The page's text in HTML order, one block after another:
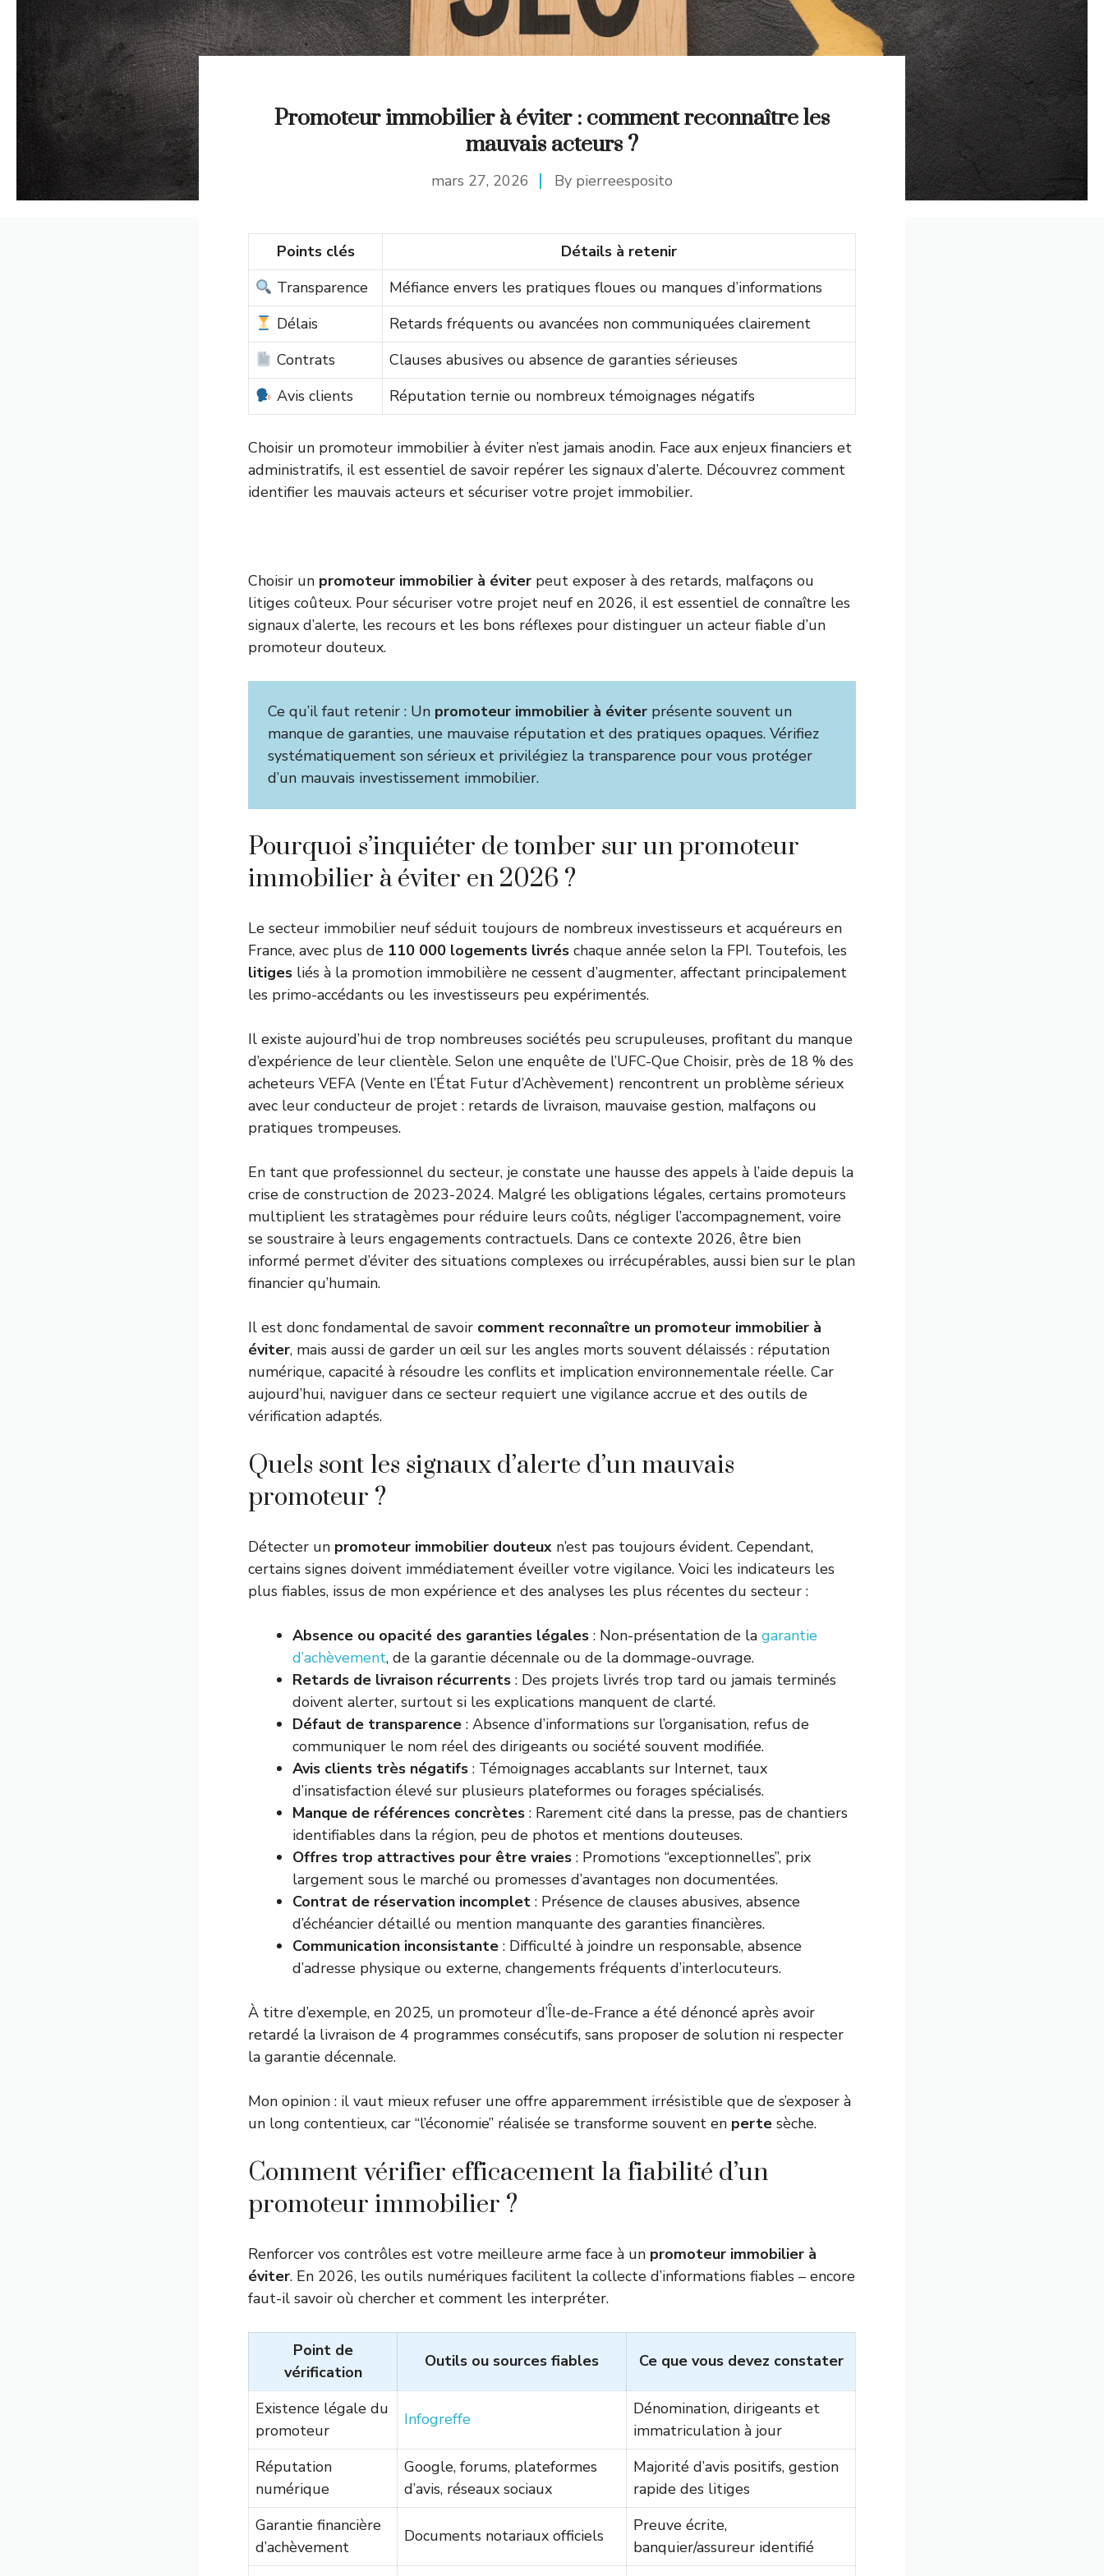
Promoteur immobilier à éviter : comment reconnaître les
mauvais acteurs ?
mars 27, 2026 By pierreesposito
Points clés
Détails à retenir
Transparence
Méfiance envers les pratiques floues ou manques d’informations
Délais
Retards fréquents ou avancées non communiquées clairement
Contrats
Clauses abusives ou absence de garanties sérieuses
Avis clients
Réputation ternie ou nombreux témoignages négatifs
Choisir un promoteur immobilier à éviter n’est jamais anodin. Face aux enjeux financiers et
administratifs, il est essentiel de savoir repérer les signaux d’alerte. Découvrez comment
identifier les mauvais acteurs et sécuriser votre projet immobilier.
Choisir un promoteur immobilier à éviter peut exposer à des retards, malfaçons ou
litiges coûteux. Pour sécuriser votre projet neuf en 2026, il est essentiel de connaître les
signaux d’alerte, les recours et les bons réflexes pour distinguer un acteur fiable d’un
promoteur douteux.
Ce qu’il faut retenir : Un promoteur immobilier à éviter présente souvent un
manque de garanties, une mauvaise réputation et des pratiques opaques. Vérifiez
systématiquement son sérieux et privilégiez la transparence pour vous protéger
d’un mauvais investissement immobilier.
Pourquoi s’inquiéter de tomber sur un promoteur
immobilier à éviter en 2026 ?
Le secteur immobilier neuf séduit toujours de nombreux investisseurs et acquéreurs en
France, avec plus de 110 000 logements livrés chaque année selon la FPI. Toutefois, les
litiges liés à la promotion immobilière ne cessent d’augmenter, affectant principalement
les primo-accédants ou les investisseurs peu expérimentés.
Il existe aujourd’hui de trop nombreuses sociétés peu scrupuleuses, profitant du manque
d’expérience de leur clientèle. Selon une enquête de l’UFC-Que Choisir, près de 18 % des
acheteurs VEFA (Vente en l’État Futur d’Achèvement) rencontrent un problème sérieux
avec leur conducteur de projet : retards de livraison, mauvaise gestion, malfaçons ou
pratiques trompeuses.
En tant que professionnel du secteur, je constate une hausse des appels à l’aide depuis la
crise de construction de 2023-2024. Malgré les obligations légales, certains promoteurs
multiplient les stratagèmes pour réduire leurs coûts, négliger l’accompagnement, voire
se soustraire à leurs engagements contractuels. Dans ce contexte 2026, être bien
informé permet d’éviter des situations complexes ou irrécupérables, aussi bien sur le plan
financier qu’humain.
Il est donc fondamental de savoir comment reconnaître un promoteur immobilier à
éviter, mais aussi de garder un œil sur les angles morts souvent délaissés : réputation
numérique, capacité à résoudre les conflits et implication environnementale réelle. Car
aujourd’hui, naviguer dans ce secteur requiert une vigilance accrue et des outils de
vérification adaptés.
Quels sont les signaux d’alerte d’un mauvais
promoteur ?
Détecter un promoteur immobilier douteux n’est pas toujours évident. Cependant,
certains signes doivent immédiatement éveiller votre vigilance. Voici les indicateurs les
plus fiables, issus de mon expérience et des analyses les plus récentes du secteur :
Absence ou opacité des garanties légales : Non-présentation de la garantie
d’achèvement, de la garantie décennale ou de la dommage-ouvrage.
Retards de livraison récurrents : Des projets livrés trop tard ou jamais terminés
doivent alerter, surtout si les explications manquent de clarté.
Défaut de transparence : Absence d’informations sur l’organisation, refus de
communiquer le nom réel des dirigeants ou société souvent modifiée.
Avis clients très négatifs : Témoignages accablants sur Internet, taux
d’insatisfaction élevé sur plusieurs plateformes ou forages spécialisés.
Manque de références concrètes : Rarement cité dans la presse, pas de chantiers
identifiables dans la région, peu de photos et mentions douteuses.
Offres trop attractives pour être vraies : Promotions “exceptionnelles”, prix
largement sous le marché ou promesses d’avantages non documentées.
Contrat de réservation incomplet : Présence de clauses abusives, absence
d’échéancier détaillé ou mention manquante des garanties financières.
Communication inconsistante : Difficulté à joindre un responsable, absence
d’adresse physique ou externe, changements fréquents d’interlocuteurs.
À titre d’exemple, en 2025, un promoteur d’Île-de-France a été dénoncé après avoir
retardé la livraison de 4 programmes consécutifs, sans proposer de solution ni respecter
la garantie décennale.
Mon opinion : il vaut mieux refuser une offre apparemment irrésistible que de s’exposer à
un long contentieux, car “l’économie” réalisée se transforme souvent en perte sèche.
Comment vérifier efficacement la fiabilité d’un
promoteur immobilier ?
Renforcer vos contrôles est votre meilleure arme face à un promoteur immobilier à
éviter. En 2026, les outils numériques facilitent la collecte d’informations fiables – encore
faut-il savoir où chercher et comment les interpréter.
Point de
vérification
Outils ou sources fiables Ce que vous devez constater
Existence légale du
promoteur
Infogreffe
Dénomination, dirigeants et
immatriculation à jour
Réputation
numérique
Google, forums, plateformes
d’avis, réseaux sociaux
Majorité d’avis positifs, gestion
rapide des litiges
Garantie financière
d’achèvement
Documents notariaux officiels
Preuve écrite,
banquier/assureur identifié